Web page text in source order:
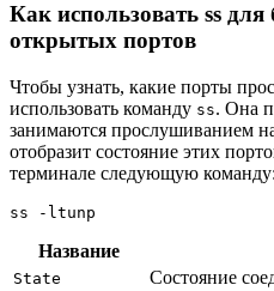
Как использовать ss
открытых портов
Чтобы узнать, какие порты
использовать команду ss. Она
занимаются прослушиванием
отобразит состояние этих
терминале следующую команду:
ss -ltunp
Название
State Состояние